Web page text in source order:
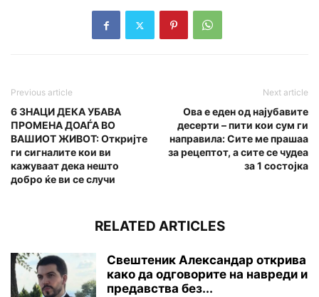
Previous article
6 ЗНАЦИ ДЕКА УБАВА
ПРОМЕНА ДОАЃА ВО
ВАШИОТ ЖИВОТ: Откријте
ги сигналите кои ви
кажуваат дека нешто
добро ќе ви се случи
Next article
Ова е еден од најубавитe
десерти – пити кои сум ги
направила: Сите ме прашаа
за рецептот, а сите се чудеа
за 1 состојка
RELATED ARTICLES
Свештеник Александар открива
како да одговорите на навреди и
предавства без...